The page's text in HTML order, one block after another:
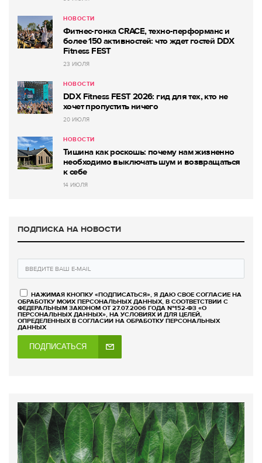
НОВОСТИ
Фитнес-гонка CRACE, техно-перформанс и
более 150 активностей: что ждет гостей DDX
Fitness FEST
23 ИЮЛЯ
НОВОСТИ
DDX Fitness FEST 2026: гид для тех, кто не
хочет пропустить ничего
20 ИЮЛЯ
НОВОСТИ
Тишина как роскошь: почему нам жизненно
необходимо выключать шум и возвращаться
к себе
14 ИЮЛЯ
ПОДПИСКА НА НОВОСТИ
НАЖИМАЯ КНОПКУ «ПОДПИСАТЬСЯ», Я ДАЮ СВОЕ СОГЛАСИЕ НА
ОБРАБОТКУ МОИХ ПЕРСОНАЛЬНЫХ ДАННЫХ, В СООТВЕТСТВИИ С
ФЕДЕРАЛЬНЫМ ЗАКОНОМ ОТ 27.07.2006 ГОДА №152-ФЗ «О
ПЕРСОНАЛЬНЫХ ДАННЫХ», НА УСЛОВИЯХ И ДЛЯ ЦЕЛЕЙ,
ОПРЕДЕЛЕННЫХ В СОГЛАСИИ НА ОБРАБОТКУ ПЕРСОНАЛЬНЫХ
ДАННЫХ
ПОДПИСАТЬСЯ